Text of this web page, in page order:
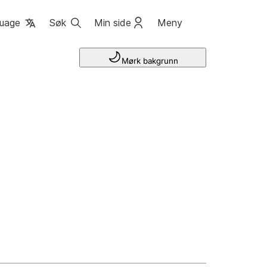
Søk Min side Meny
Mørk bakgrunn